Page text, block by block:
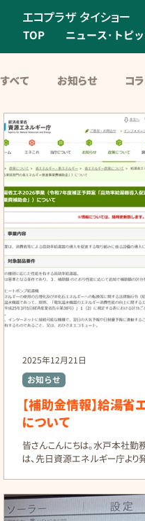
エコプラザ タイショー
TOP ニュース･トピ
すべて お知らせ コ
【補助金情報】給湯省
について
皆さんこんにちは。水戸本社勤
は、先日資源エネルギー庁より
公式ページ
https://
お知らせ
2025年12月21日